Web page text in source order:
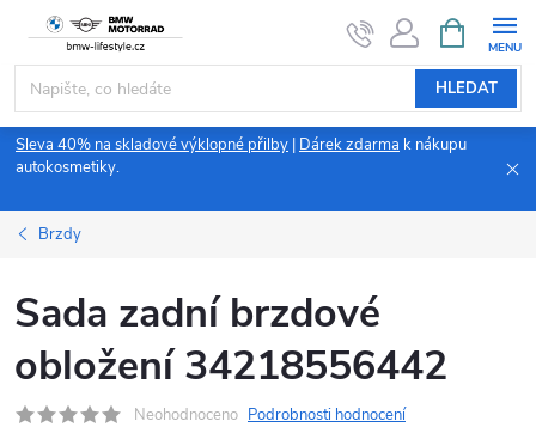
obsah
HLEDAT
NÁKUPNÍ
KOŠÍK
Sleva 40% na skladové výklopné přilby Dárek zdarma k nákupu
autokosmetiky.
Brzdy
Sada zadní brzdové
obložení 34218556442
Neohodnoceno Podrobnosti hodnocení